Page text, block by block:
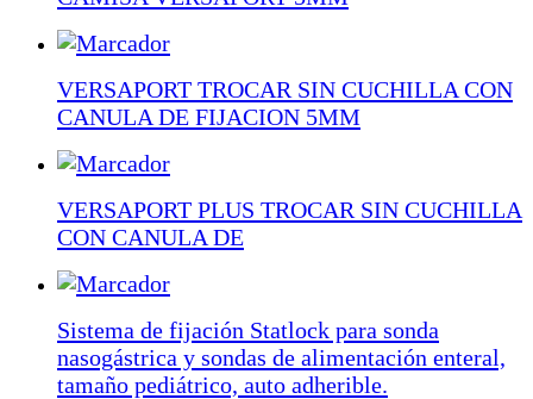
VERSAPORT TROCAR SIN CUCHILLA CON
CANULA DE FIJACION 5MM
VERSAPORT PLUS TROCAR SIN CUCHILLA
CON CANULA DE
Sistema de fijación Statlock para sonda
nasogástrica y sondas de alimentación enteral,
tamaño pediátrico, auto adherible.